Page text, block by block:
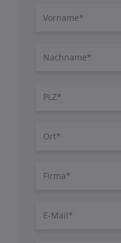
Vorname
Nachname
PLZ
Ort
Firma
E-